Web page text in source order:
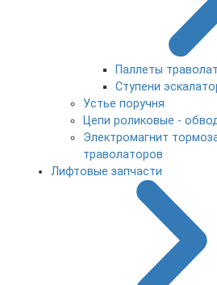
Паллеты
Ступени
Устье поручня
Цепи роликовые -
Электромагнит
траволаторов
Лифтовые запчасти